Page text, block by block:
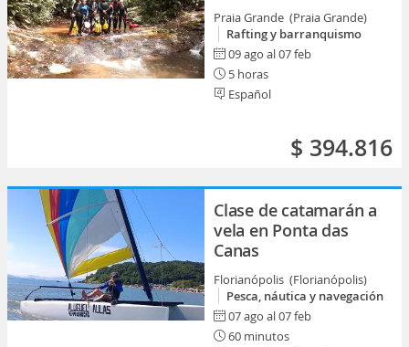
Praia Grande (Praia Grande)
Rafting y barranquismo
09 ago al 07 feb
5 horas
Español
$ 394.816
Clase de catamarán a
vela en Ponta das
Canas
Florianópolis (Florianópolis)
Pesca, náutica y navegación
07 ago al 07 feb
60 minutos